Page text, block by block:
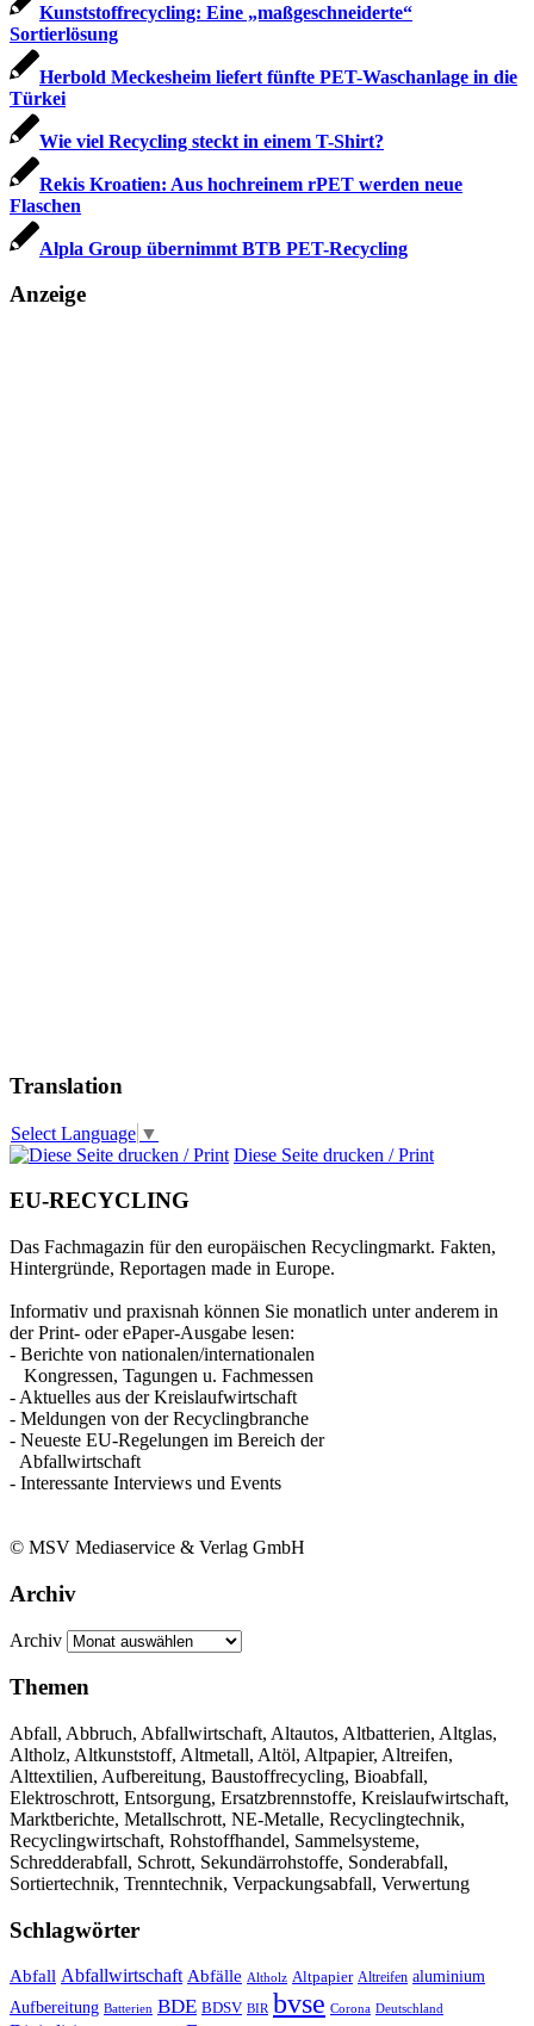
Kunststoffrecycling: Eine „maßgeschneiderte“
Sortierlösung
Herbold Meckesheim liefert fünfte PET-Waschanlage in die
Türkei
Wie viel Recycling steckt in einem T-Shirt?
Rekis Kroatien: Aus hochreinem rPET werden neue
Flaschen
Alpla Group übernimmt BTB PET-Recycling
Anzeige
Translation
Select Language ▼
Diese Seite drucken / Print
EU-RECYCLING
Das Fachmagazin für den europäischen Recyclingmarkt. Fakten,
Hintergründe, Reportagen made in Europe.
Informativ und praxisnah können Sie monatlich unter anderem in
der Print- oder ePaper-Ausgabe lesen:
- Berichte von nationalen/internationalen
Kongressen, Tagungen u. Fachmessen
- Aktuelles aus der Kreislaufwirtschaft
- Meldungen von der Recyclingbranche
- Neueste EU-Regelungen im Bereich der
Abfallwirtschaft
- Interessante Interviews und Events
© MSV Mediaservice & Verlag GmbH
Archiv
Archiv
Themen
Abfall, Abbruch, Abfallwirtschaft, Altautos, Altbatterien, Altglas,
Altholz, Altkunststoff, Altmetall, Altöl, Altpapier, Altreifen,
Alttextilien, Aufbereitung, Baustoffrecycling, Bioabfall,
Elektroschrott, Entsorgung, Ersatzbrennstoffe, Kreislaufwirtschaft,
Marktberichte, Metallschrott, NE-Metalle, Recyclingtechnik,
Recyclingwirtschaft, Rohstoffhandel, Sammelsysteme,
Schredderabfall, Schrott, Sekundärrohstoffe, Sonderabfall,
Sortiertechnik, Trenntechnik, Verpackungsabfall, Verwertung
Schlagwörter
Abfall Abfallwirtschaft Abfälle Altholz Altpapier Altreifen aluminium
Aufbereitung Batterien BDE BDSV BIR bvse Corona Deutschland